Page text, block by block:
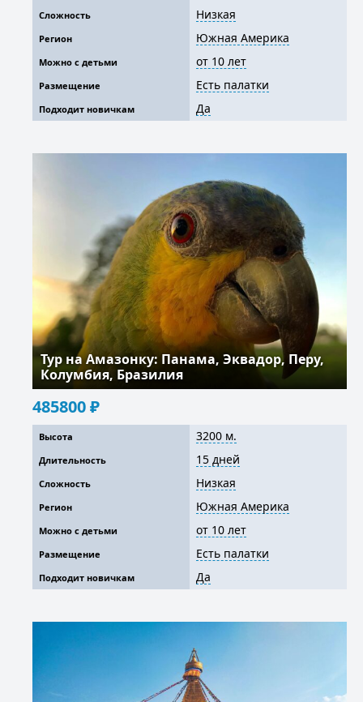
Сложность Низкая
Регион Южная Америка
Можно с детьми от 10 лет
Размещение Есть палатки
Подходит новичкам Да
Тур на Амазонку: Панама, Эквадор, Перу,
Колумбия, Бразилия
485800₽
Высота 3200 м.
Длительность 15 дней
Сложность Низкая
Регион Южная Америка
Можно с детьми от 10 лет
Размещение Есть палатки
Подходит новичкам Да